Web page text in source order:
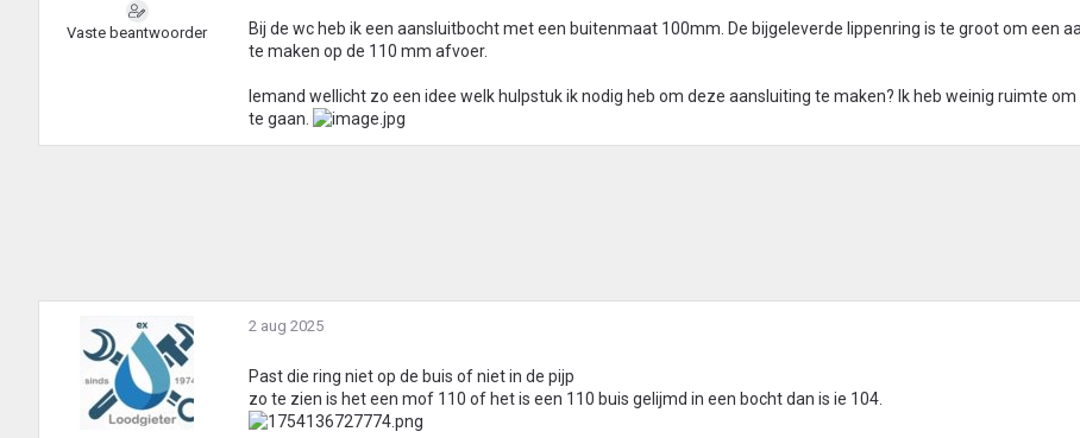
Vaste beantwoorder
Bij de wc heb ik een aansluitbocht met een buitenmaat 100mm. De bijgeleverde lippenring is te groot om een
te maken op de 110 mm afvoer.
Iemand wellicht zo een idee welk hulpstuk ik nodig heb om deze aansluiting te maken? Ik heb weinig ruimte
te gaan.
2 aug 2025
Past die ring niet op de buis of niet in de pijp
zo te zien is het een mof 110 of het is een 110 buis gelijmd in een bocht dan is ie 104.